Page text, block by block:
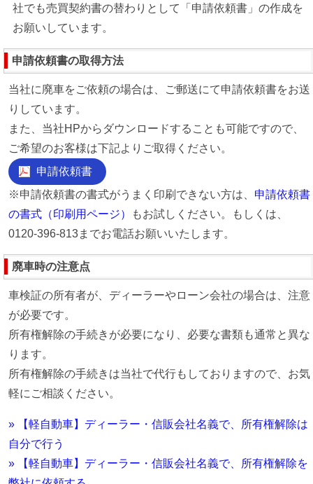
社でも売買契約書の替わりとして「申請依頼書」の作成を
お願いしています。
申請依頼書の取得方法
当社に廃車をご依頼の場合は、ご郵送にて申請依頼書をお送
りしています。
また、当社HPからダウンロードすることも可能ですので、
ご希望のお客様は下記よりご取得ください。
申請依頼書
※申請依頼書の書式がうまく印刷できない方は、 申請依頼書
の書式（印刷用ページ）
もお試しください。もしくは、
0120-396-813までお電話お願いいたします。
廃車時の注意点
車検証の所有者が、ディーラーやローン会社の場合は、注意
が必要です。
所有権解除の手続きが必要になり、必要な書類も通常と異な
ります。
所有権解除の手続きは当社で代行もしておりますので、お気
軽にご相談ください。
» 【軽自動車】ディーラー・信販会社名義で、所有権解除は
自分で行う
» 【軽自動車】ディーラー・信販会社名義で、所有権解除を